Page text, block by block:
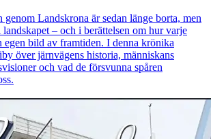
genom Landskrona är sedan länge borta, men
– och i berättelsen om hur varje
egen bild av framtiden. I denna krönika
över järnvägens historia, människans
och vad de försvunna spåren